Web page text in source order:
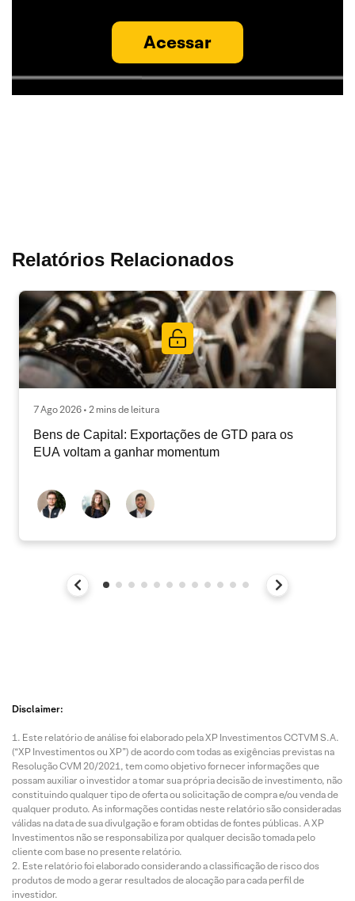
Acessar
Relatórios Relacionados
7 Ago 2026 • 2 mins de leitura
Bens de Capital: Exportações de GTD para os
EUA voltam a ganhar momentum
Disclaimer:
Este relatório de análise foi elaborado pela XP Investimentos CCTVM S.A.
(“XP Investimentos ou XP”) de acordo com todas as exigências previstas na
Resolução CVM 20/2021, tem como objetivo fornecer informações que
possam auxiliar o investidor a tomar sua própria decisão de investimento, não
constituindo qualquer tipo de oferta ou solicitação de compra e/ou venda de
qualquer produto. As informações contidas neste relatório são consideradas
válidas na data de sua divulgação e foram obtidas de fontes públicas. A XP
Investimentos não se responsabiliza por qualquer decisão tomada pelo
cliente com base no presente relatório.
Este relatório foi elaborado considerando a classificação de risco dos
produtos de modo a gerar resultados de alocação para cada perfil de
investidor.